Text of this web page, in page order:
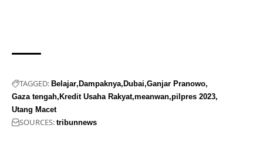
TAGGED: Belajar Dampaknya Dubai Ganjar Pranowo
Gaza tengah Kredit Usaha Rakyat meanwan pilpres 2023
Utang Macet
SOURCES: tribunnews